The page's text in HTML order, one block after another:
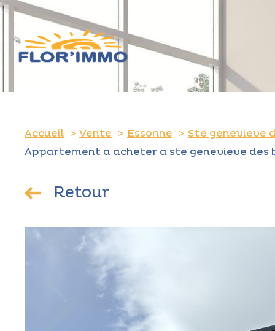
Accueil Vente Essonne
Ste genevieve
Appartement a acheter a ste genevieve des
Retour